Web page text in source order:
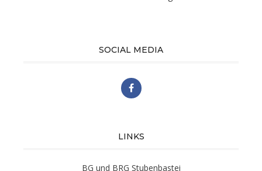
SOCIAL MEDIA
LINKS
BG und BRG Stubenbastei